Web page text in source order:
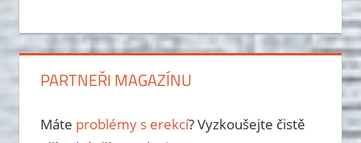
PARTNEŘI MAGAZÍNU
Máte problémy s erekcí? Vyzkoušejte čistě